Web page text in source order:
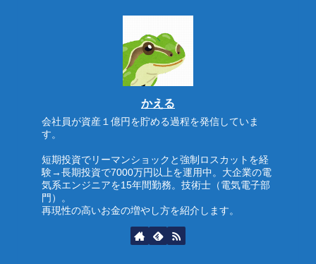
かえる
会社員が資産１億円を貯める過程を発信していま
す。
短期投資でリーマンショックと強制ロスカットを経
験→長期投資で7000万円以上を運用中。大企業の電
気系エンジニアを15年間勤務。技術士（電気電子部
門）。
再現性の高いお金の増やし方を紹介します。